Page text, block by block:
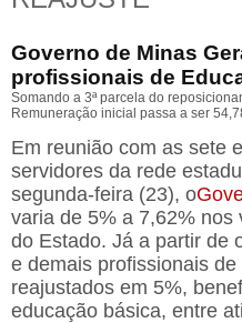
Governo de Minas
profissionais de
Somando a 3ª parcela do
Remuneração inicial passa a ser
Em reunião com as sete
servidores da rede
segunda-feira (23), o
varia de 5% a 7,62%
do Estado. Já a partir de
e demais profissionais
reajustados em 5%,
educação básica, entre